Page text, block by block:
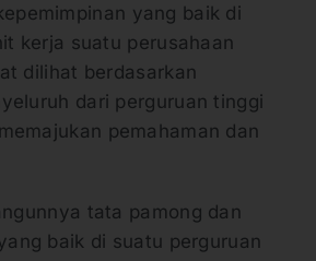
yang baik di
kerja suatu perusahaan
dilihat berdasarkan
dari perguruan tinggi
pemahaman dan
tata pamong dan
baik di suatu perguruan